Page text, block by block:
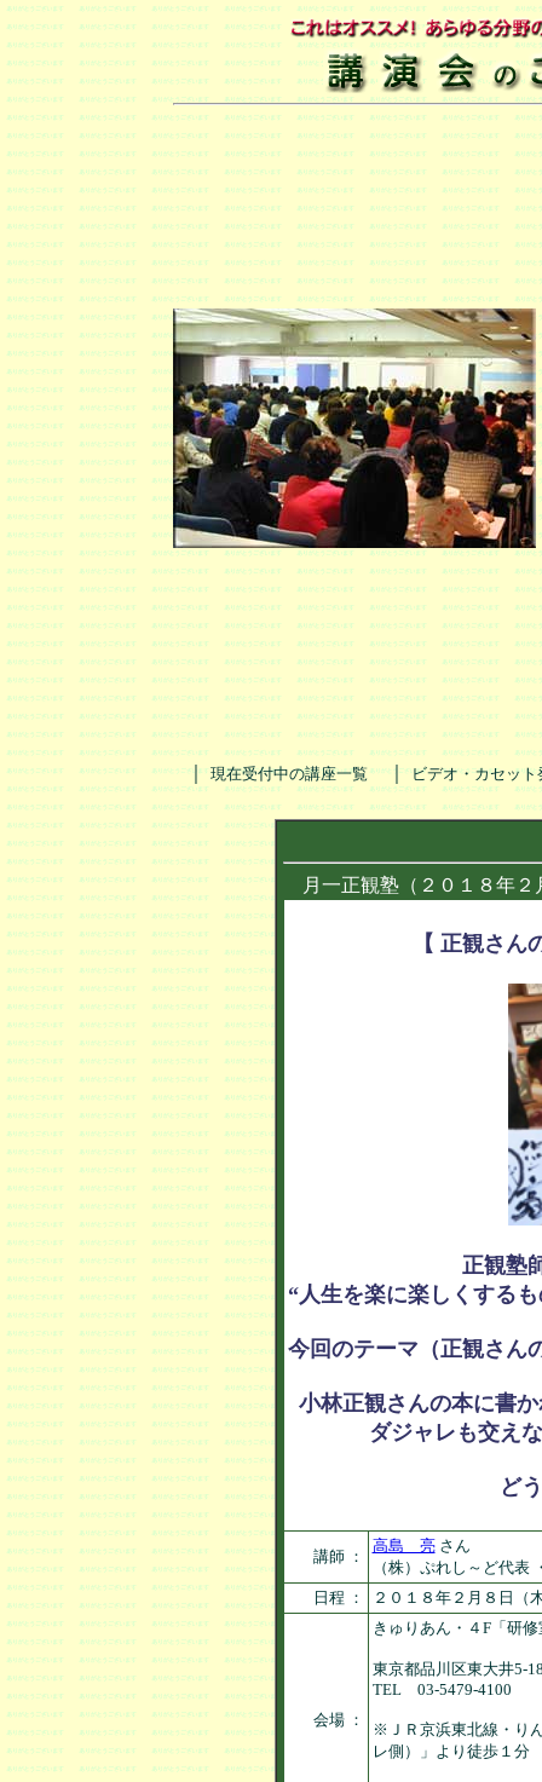
｜現在受付中の講座一覧 ｜ビデオ・カセッ
月一正観塾（２０１８年
【 正観さん
正観塾
“人生を楽に楽しくする
今回のテーマ（正観さ
小林正観さんの本に書
ダジャレも交え
ど
講師 ：
高島 亮さん
（株）ぷれし～ど代表
日程 ：
２０１８年２月８日（
会場 ：
きゅりあん・４F「研
東京都品川区東大井5-
TEL 03-5479-4100
※ＪＲ京浜東北線・り
レ側）」より徒歩１分